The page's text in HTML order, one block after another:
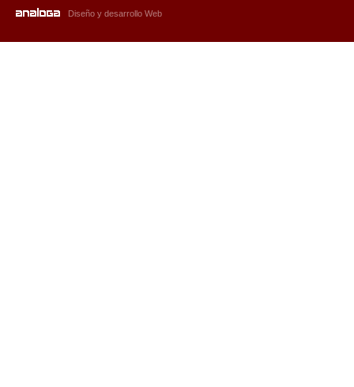
Diseño y desarrollo Web